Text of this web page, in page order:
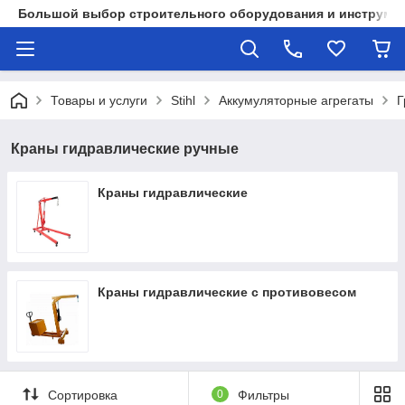
Большой выбор строительного оборудования и
Товары и услуги Stihl Аккумуляторные агрегаты
Краны гидравлические ручные
Краны гидравлические
Краны гидравлические с противовесом
Сортировка 0 Фильтры